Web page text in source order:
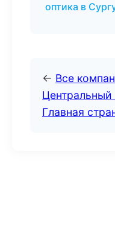
оптика в
← Все
Главная